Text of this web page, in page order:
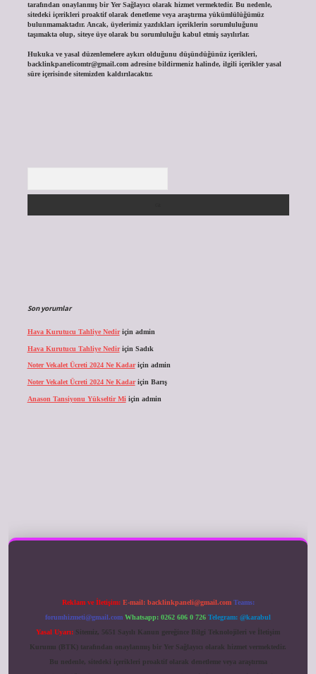
tarafından onaylanmış bir Yer Sağlayıcı olarak hizmet vermektedir. Bu nedenle,
sitedeki içerikleri proaktif olarak denetleme veya araştırma yükümlülüğümüz
bulunmamaktadır. Ancak, üyelerimiz yazdıkları içeriklerin sorumluluğunu
taşımakta olup, siteye üye olarak bu sorumluluğu kabul etmiş sayılırlar.
Hukuka ve yasal düzenlemelere aykırı olduğunu düşündüğünüz içerikleri,
backlinkpanelicomtr@gmail.comadresine bildirmeniz halinde, ilgili içerikler yasal
süre içerisinde sitemizden kaldırılacaktır.
Son yorumlar
Hava Kurutucu Tahliye Nediriçin admin
Hava Kurutucu Tahliye Nediriçin Sadık
Noter Vekalet Ücreti 2024 Ne Kadariçin admin
Noter Vekalet Ücreti 2024 Ne Kadariçin Barış
Anason Tansiyonu Yükseltir Mi için admin
Reklam ve İletişim: E-mail: backlinkpaneli@gmail.com Teams:
forumhizmeti@gmail.com Whatsapp: 0262 606 0 726 Telegram: @karabul
Yasal Uyarı: Sitemiz, 5651 Sayılı Kanun gereğince Bilgi Teknolojileri ve İletişim
Kurumu (BTK) tarafından onaylanmış bir Yer Sağlayıcı olarak hizmet vermektedir.
Bu nedenle, sitedeki içerikleri proaktif olarak denetleme veya araştırma